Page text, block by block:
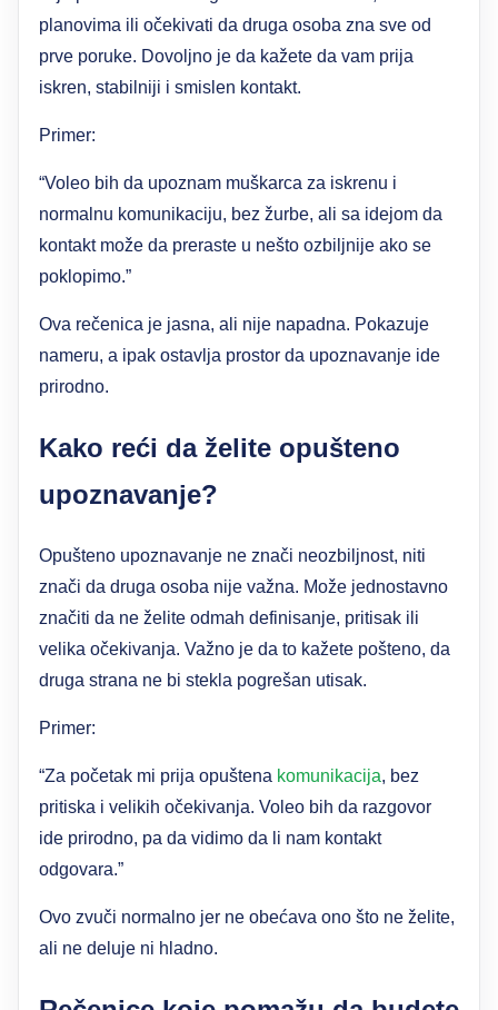
planovima ili očekivati da druga osoba zna sve od
prve poruke. Dovoljno je da kažete da vam prija
iskren, stabilniji i smislen kontakt.
Primer:
“Voleo bih da upoznam muškarca za iskrenu i
normalnu komunikaciju, bez žurbe, ali sa idejom da
kontakt može da preraste u nešto ozbiljnije ako se
poklopimo.”
Ova rečenica je jasna, ali nije napadna. Pokazuje
nameru, a ipak ostavlja prostor da upoznavanje ide
prirodno.
Kako reći da želite opušteno
upoznavanje?
Opušteno upoznavanje ne znači neozbiljnost, niti
znači da druga osoba nije važna. Može jednostavno
značiti da ne želite odmah definisanje, pritisak ili
velika očekivanja. Važno je da to kažete pošteno, da
druga strana ne bi stekla pogrešan utisak.
Primer:
“Za početak mi prija opuštena komunikacija, bez
pritiska i velikih očekivanja. Voleo bih da razgovor
ide prirodno, pa da vidimo da li nam kontakt
odgovara.”
Ovo zvuči normalno jer ne obećava ono što ne želite,
ali ne deluje ni hladno.